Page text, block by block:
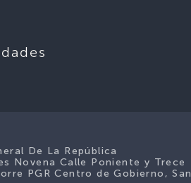
De La República
Novena Calle Poniente y Trece
PGR Centro de Gobierno, San